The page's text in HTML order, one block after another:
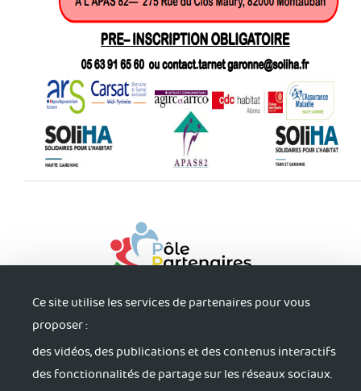
Ce site utilise les services de partenaires pour vous
proposer :
des vidéos, des publications et des contenus interactifs
des fonctionnalités de partage sur les réseaux sociaux.